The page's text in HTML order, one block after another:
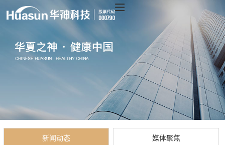
新闻动态 媒体聚焦